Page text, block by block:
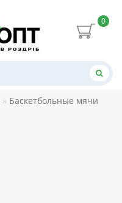
0
Баскетбольные мячи